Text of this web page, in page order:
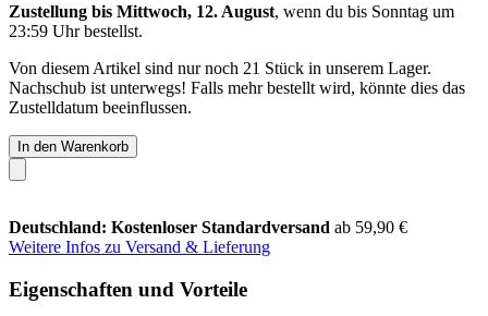
Zustellung bis Mittwoch, 12. August, wenn du bis Sonntag um
23:59 Uhrbestellst.
Von diesem Artikel sind nur noch 21 Stück in unserem Lager.
Nachschub ist unterwegs! Falls mehr bestellt wird, könnte dies das
Zustelldatum beeinflussen.
In den Warenkorb
Deutschland: Kostenloser Standardversand ab 59,90 €
Weitere Infos zu Versand & Lieferung
Eigenschaften und Vorteile